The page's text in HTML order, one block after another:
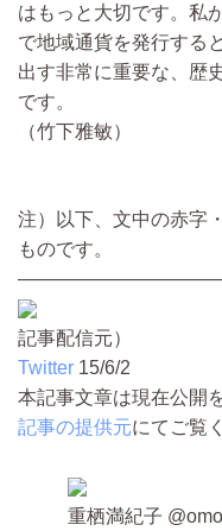
はもっと大切です。私
で地域通貨を発行する
出す非常に重要な、歴
です。
（竹下雅敏）
注）以下、文中の赤字
ものです。
記事配信元）
Twitter 15/6/2
本記事文章は現在公開
記事の提供元にてご覧
重栖満紀